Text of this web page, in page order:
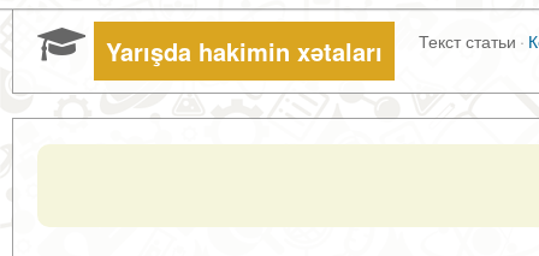
Yarışda hakimin xətaları Текст статьи ·